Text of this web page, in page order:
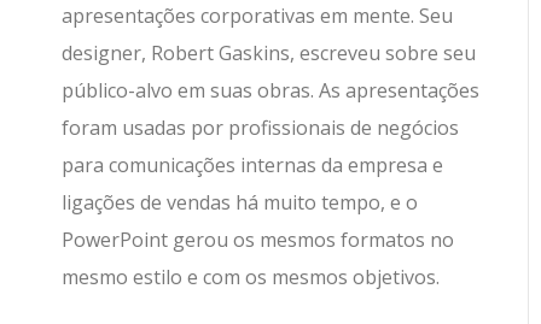
apresentações corporativas em mente. Seu
designer, Robert Gaskins, escreveu sobre seu
público-alvo em suas obras. As apresentações
foram usadas por profissionais de negócios
para comunicações internas da empresa e
ligações de vendas há muito tempo, e o
PowerPoint gerou os mesmos formatos no
mesmo estilo e com os mesmos objetivos.